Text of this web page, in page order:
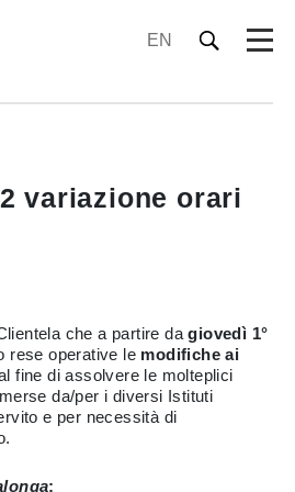
EN
variazione orari
che a partire dagiovedì 1°
rese operative le modifiche ai
fine di assolvere le molteplici
da/per i diversi Istituti
e per necessità di
: